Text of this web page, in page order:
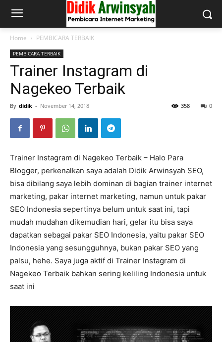
Home PEMBICARA TERBAIK
PEMBICARA TERBAIK
Trainer Instagram di
Nagekeo Terbaik
By didik - November 14, 2018 0
358
Trainer Instagram di Nagekeo Terbaik – Halo Para
Blogger, perkenalkan saya adalah Didik Arwinsyah SEO,
bisa dibilang saya lebih dominan di bagian trainer internet
marketing, pakar internet marketing, namun untuk pakar
SEO Indonesia sepertinya belum untuk saat ini, tapi
mudah mudahan dikemudian hari, gelar itu bisa saya
dapatkan sebagai pakar SEO Indonesia, yaitu pakar SEO
Indonesia yang sesungguhnya, bukan pakar SEO yang
palsu, hehe. Saya juga aktif di Trainer Instagram di
Nagekeo Terbaik bahkan sering keliling Indonesia untuk
saat ini